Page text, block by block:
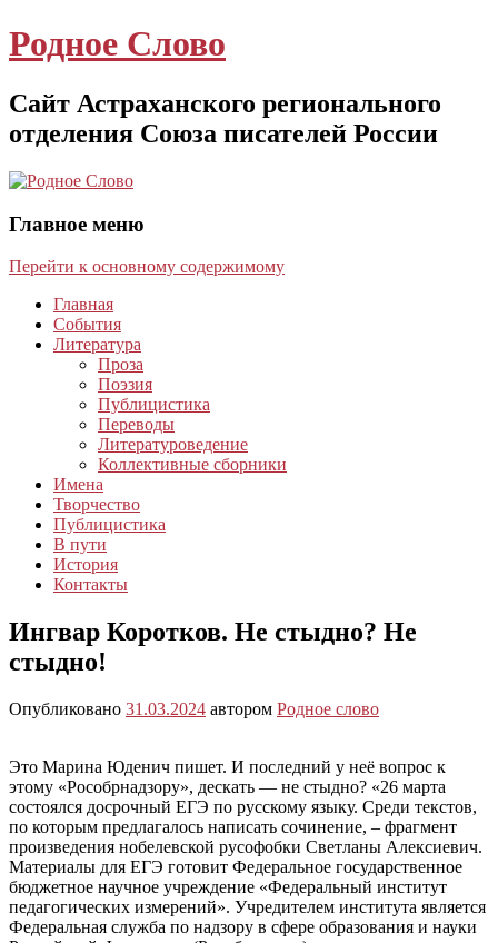
Родное Слово
Сайт Астраханского регионального
отделения Союза писателей России
Главное меню
Перейти к основному содержимому
Главная
События
Литература
Проза
Поэзия
Публицистика
Переводы
Литературоведение
Коллективные сборники
Имена
Творчество
Публицистика
В пути
История
Контакты
Ингвар Коротков. Не стыдно? Не
стыдно!
Опубликовано 31.03.2024 автором Родное слово
Это Марина Юденич пишет. И последний у неё вопрос к
этому «Рособрнадзору», дескать — не стыдно? «26 марта
состоялся досрочный ЕГЭ по русскому языку. Среди текстов,
по которым предлагалось написать сочинение, – фрагмент
произведения нобелевской русофобки Светланы Алексиевич.
Материалы для ЕГЭ готовит Федеральное государственное
бюджетное научное учреждение «Федеральный институт
педагогических измерений». Учредителем института является
Федеральная служба по надзору в сфере образования и науки